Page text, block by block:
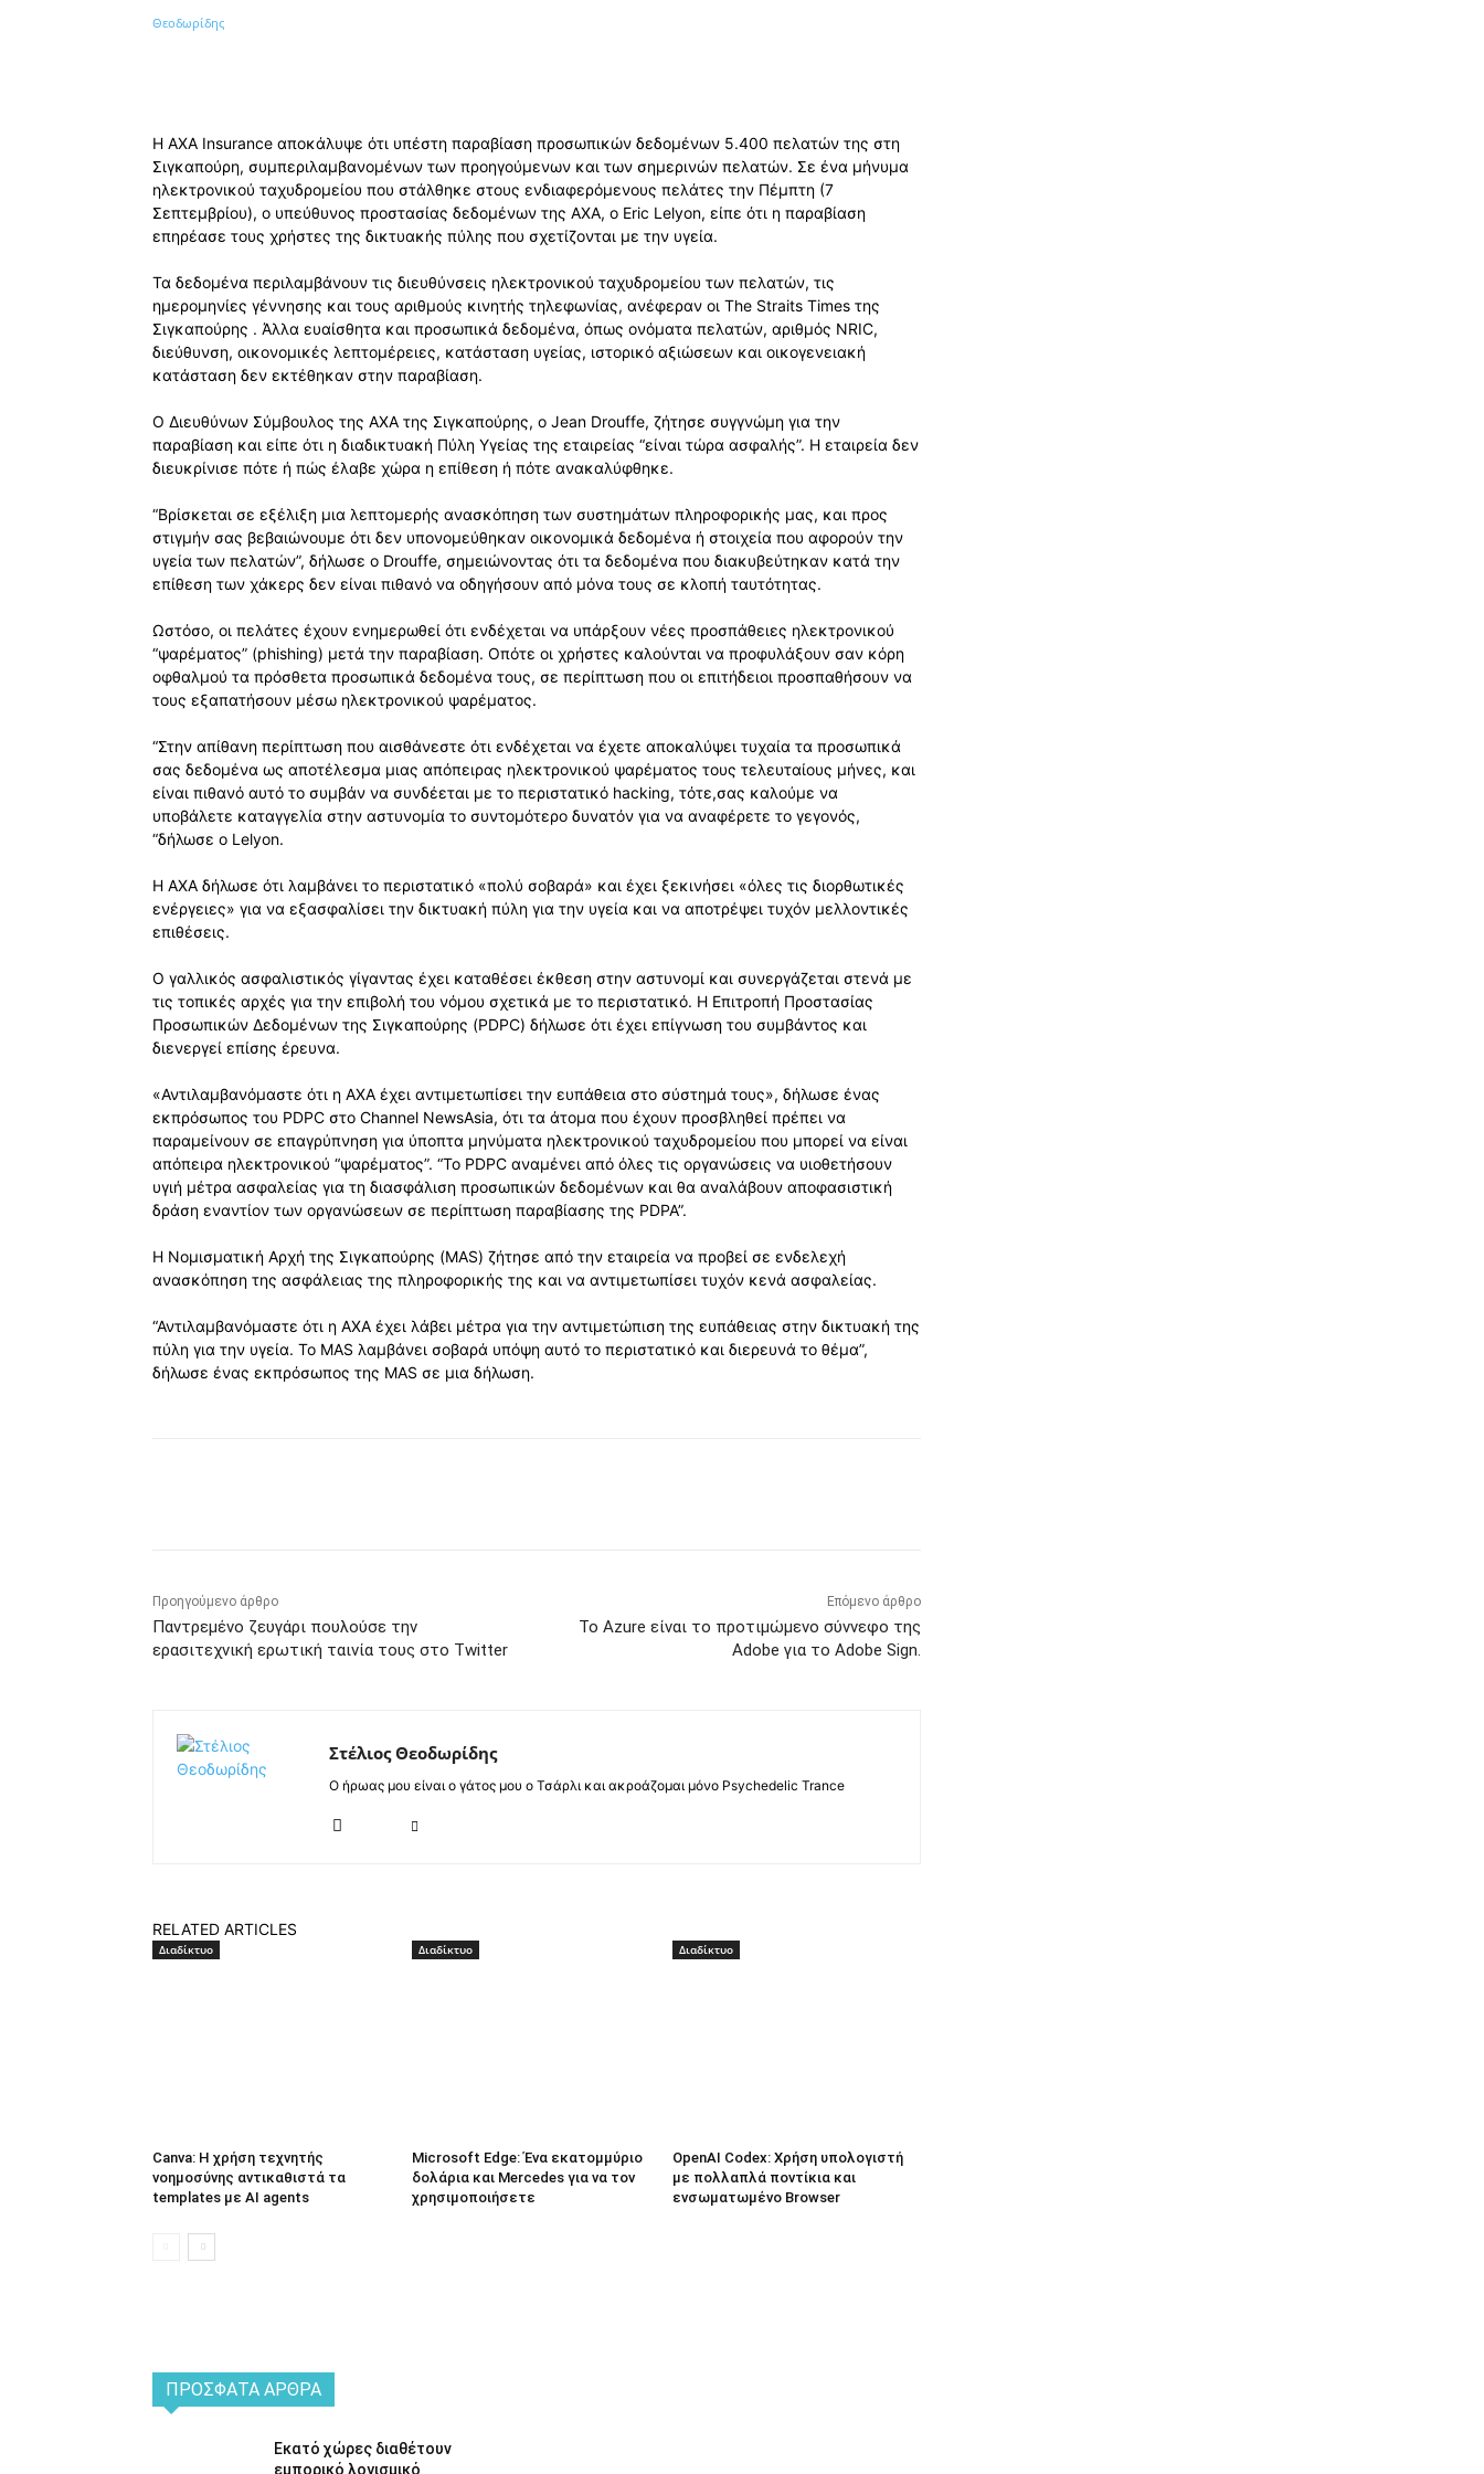
Κοινοποίηση
Η AXA Insurance αποκάλυψε ότι υπέστη παραβίαση προσωπικών δεδομένων 5.400 πελατών της στη
Σιγκαπούρη, συμπεριλαμβανομένων των προηγούμενων και των σημερινών πελατών. Σε ένα μήνυμα
ηλεκτρονικού ταχυδρομείου που στάλθηκε στους ενδιαφερόμενους πελάτες την Πέμπτη (7
Σεπτεμβρίου), ο υπεύθυνος προστασίας δεδομένων της AXA, ο Eric Lelyon, είπε ότι η παραβίαση
επηρέασε τους χρήστες της δικτυακής πύλης που σχετίζονται με την υγεία.
Τα δεδομένα περιλαμβάνουν τις διευθύνσεις ηλεκτρονικού ταχυδρομείου των πελατών, τις
ημερομηνίες γέννησης και τους αριθμούς κινητής τηλεφωνίας, ανέφεραν οι The Straits Times της
Σιγκαπούρης . Άλλα ευαίσθητα και προσωπικά δεδομένα, όπως ονόματα πελατών, αριθμός NRIC,
διεύθυνση, οικονομικές λεπτομέρειες, κατάσταση υγείας, ιστορικό αξιώσεων και οικογενειακή
κατάσταση δεν εκτέθηκαν στην παραβίαση.
Ο Διευθύνων Σύμβουλος της AXA της Σιγκαπούρης, ο Jean Drouffe, ζήτησε συγγνώμη για την
παραβίαση και είπε ότι η διαδικτυακή Πύλη Υγείας της εταιρείας “είναι τώρα ασφαλής”. Η εταιρεία δεν
διευκρίνισε πότε ή πώς έλαβε χώρα η επίθεση ή πότε ανακαλύφθηκε.
“Βρίσκεται σε εξέλιξη μια λεπτομερής ανασκόπηση των συστημάτων πληροφορικής μας, και προς
στιγμήν σας βεβαιώνουμε ότι δεν υπονομεύθηκαν οικονομικά δεδομένα ή στοιχεία που αφορούν την
υγεία των πελατών”, δήλωσε ο Drouffe, σημειώνοντας ότι τα δεδομένα που διακυβεύτηκαν κατά την
επίθεση των χάκερς δεν είναι πιθανό να οδηγήσουν από μόνα τους σε κλοπή ταυτότητας.
Ωστόσο, οι πελάτες έχουν ενημερωθεί ότι ενδέχεται να υπάρξουν νέες προσπάθειες ηλεκτρονικού
“ψαρέματος” (phishing) μετά την παραβίαση. Οπότε οι χρήστες καλούνται να προφυλάξουν σαν κόρη
οφθαλμού τα πρόσθετα προσωπικά δεδομένα τους, σε περίπτωση που οι επιτήδειοι προσπαθήσουν να
τους εξαπατήσουν μέσω ηλεκτρονικού ψαρέματος.
“Στην απίθανη περίπτωση που αισθάνεστε ότι ενδέχεται να έχετε αποκαλύψει τυχαία τα προσωπικά
σας δεδομένα ως αποτέλεσμα μιας απόπειρας ηλεκτρονικού ψαρέματος τους τελευταίους μήνες, και
είναι πιθανό αυτό το συμβάν να συνδέεται με το περιστατικό hacking, τότε,σας καλούμε να
υποβάλετε καταγγελία στην αστυνομία το συντομότερο δυνατόν για να αναφέρετε το γεγονός,
“δήλωσε ο Lelyon.
Η AXA δήλωσε ότι λαμβάνει το περιστατικό «πολύ σοβαρά» και έχει ξεκινήσει «όλες τις διορθωτικές
ενέργειες» για να εξασφαλίσει την δικτυακή πύλη για την υγεία και να αποτρέψει τυχόν μελλοντικές
επιθέσεις.
Ο γαλλικός ασφαλιστικός γίγαντας έχει καταθέσει έκθεση στην αστυνομί και συνεργάζεται στενά με
τις τοπικές αρχές για την επιβολή του νόμου σχετικά με το περιστατικό. Η Επιτροπή Προστασίας
Προσωπικών Δεδομένων της Σιγκαπούρης (PDPC) δήλωσε ότι έχει επίγνωση του συμβάντος και
διενεργεί επίσης έρευνα.
«Αντιλαμβανόμαστε ότι η AXA έχει αντιμετωπίσει την ευπάθεια στο σύστημά τους», δήλωσε ένας
εκπρόσωπος του PDPC στο Channel NewsAsia, ότι τα άτομα που έχουν προσβληθεί πρέπει να
παραμείνουν σε επαγρύπνηση για ύποπτα μηνύματα ηλεκτρονικού ταχυδρομείου που μπορεί να είναι
απόπειρα ηλεκτρονικού “ψαρέματος”. “Το PDPC αναμένει από όλες τις οργανώσεις να υιοθετήσουν
υγιή μέτρα ασφαλείας για τη διασφάλιση προσωπικών δεδομένων και θα αναλάβουν αποφασιστική
δράση εναντίον των οργανώσεων σε περίπτωση παραβίασης της PDPA”.
Η Νομισματική Αρχή της Σιγκαπούρης (MAS) ζήτησε από την εταιρεία να προβεί σε ενδελεχή
ανασκόπηση της ασφάλειας της πληροφορικής της και να αντιμετωπίσει τυχόν κενά ασφαλείας.
“Αντιλαμβανόμαστε ότι η AXA έχει λάβει μέτρα για την αντιμετώπιση της ευπάθειας στην δικτυακή της
πύλη για την υγεία. Το MAS λαμβάνει σοβαρά υπόψη αυτό το περιστατικό και διερευνά το θέμα”,
δήλωσε ένας εκπρόσωπος της MAS σε μια δήλωση.
Προηγούμενο άρθρο
Παντρεμένο ζευγάρι πουλούσε την
ερασιτεχνική ερωτική ταινία τους στο Twitter
Επόμενο άρθρο
Το Azure είναι το προτιμώμενο σύννεφο της
Adobe για το Adobe Sign.
Στέλιος Θεοδωρίδης
Ο ήρωας μου είναι ο γάτος μου ο Τσάρλι και ακροάζομαι μόνο Psychedelic Trance
RELATED ARTICLES
Διαδίκτυο
Canva: Η χρήση τεχνητής
νοημοσύνης αντικαθιστά τα
templates με AI agents
Διαδίκτυο
Microsoft Edge: Ένα εκατομμύριο
δολάρια και Mercedes για να τον
χρησιμοποιήσετε
Διαδίκτυο
OpenAI Codex: Χρήση υπολογιστή
με πολλαπλά ποντίκια και
ενσωματωμένο Browser
ΠΡΌΣΦΑΤΑ ΆΡΘΡΑ
Εκατό χώρες διαθέτουν
εμπορικό λογισμικό